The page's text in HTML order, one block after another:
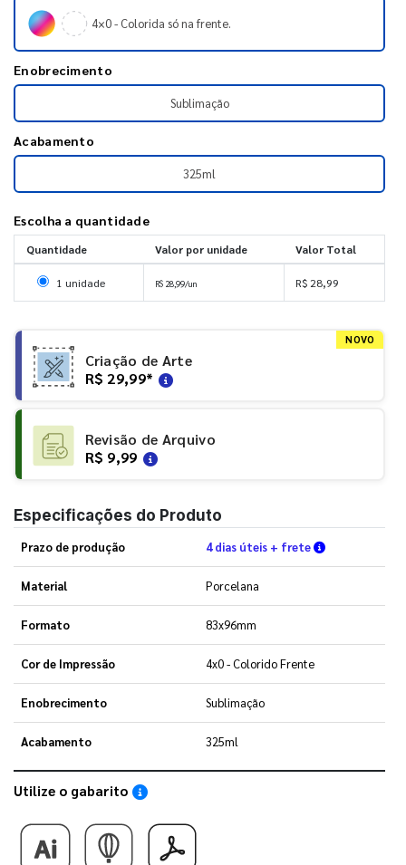
4×0 - Colorida só na frente.
Enobrecimento
Sublimação
Acabamento
325ml
Escolha a quantidade
Quantidade Valor por unidade Valor Total
Selecionar 1 unidade
1 unidade R$ 28,99/un R$ 28,99
NOVO
Criação de Arte
R$ 29,99*
Revisão de Arquivo
R$ 9,99
Especificações do Produto
Prazo de produção 4 dias úteis + frete Verifique as
Material Porcelana
Formato 83x96mm
Cor de Impressão 4x0 - Colorido Frente
Enobrecimento Sublimação
Acabamento 325ml
Utilize o gabarito Saiba como utilizar os nossos gabaritos